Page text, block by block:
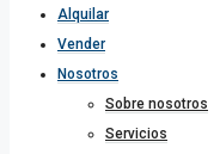
Alquilar
Vender
Nosotros
Sobre nosotros
Servicios